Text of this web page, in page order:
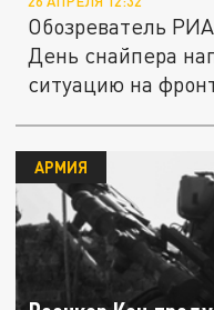
Обозреватель
День снайпера
ситуацию на
АРМИЯ